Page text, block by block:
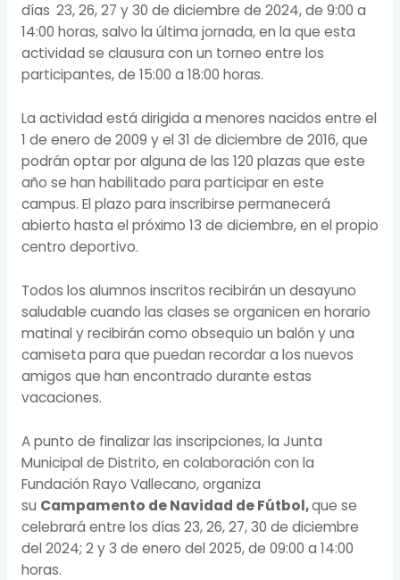
días 23, 26, 27 y 30 de diciembre de 2024, de 9:00 a
14:00 horas, salvo la última jornada, en la que esta
actividad se clausura con un torneo entre los
participantes, de 15:00 a 18:00 horas.
La actividad está dirigida a menores nacidos entre el
1 de enero de 2009 y el 31 de diciembre de 2016, que
podrán optar por alguna de las 120 plazas que este
año se han habilitado para participar en este
campus. El plazo para inscribirse permanecerá
abierto hasta el próximo 13 de diciembre, en el propio
centro deportivo.
Todos los alumnos inscritos recibirán un desayuno
saludable cuando las clases se organicen en horario
matinal y recibirán como obsequio un balón y una
camiseta para que puedan recordar a los nuevos
amigos que han encontrado durante estas
vacaciones.
A punto de finalizar las inscripciones, la Junta
Municipal de Distrito, en colaboración con la
Fundación Rayo Vallecano, organiza
su Campamento de Navidad de Fútbol,que se
celebrará entre los días 23, 26, 27, 30 de diciembre
del 2024; 2 y 3 de enero del 2025, de 09:00 a 14:00
horas.